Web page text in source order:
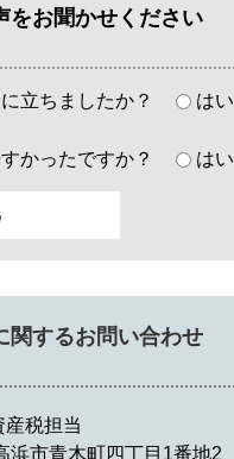
をお聞かせください
立ちましたか？ はい
かったですか？ はい
関するお問い合わせ
産税担当
浜市青木町四丁目1番地2